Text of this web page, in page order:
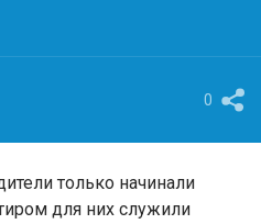
0
только начинали
для них служили